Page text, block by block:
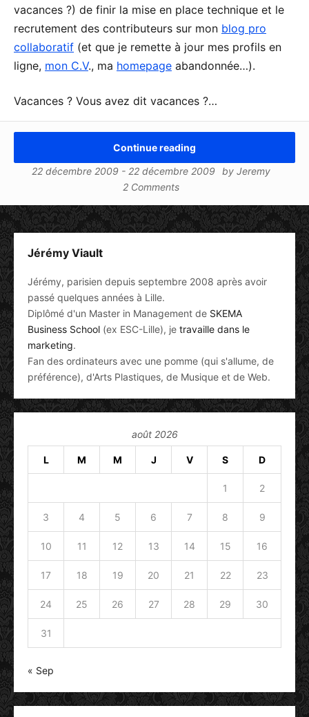
vacances ?) de finir la mise en place technique et le
recrutement des contributeurs sur mon blog pro
collaboratif (et que je remette à jour mes profils en
ligne, mon C.V., ma homepage abandonnée…).
Vacances ? Vous avez dit vacances ?…
Continue reading
22 décembre 2009 - 22 décembre 2009 by Jeremy
2 Comments
Jérémy Viault
Jérémy, parisien depuis septembre 2008 après avoir
passé quelques années à Lille.
Diplômé d'un Master in Management de SKEMA
Business School (ex ESC-Lille), je travaille dans le
marketing.
Fan des ordinateurs avec une pomme (qui s'allume, de
préférence), d'Arts Plastiques, de Musique et de Web.
août 2026
L M M J V S D
1 2
3 4 5 6 7 8 9
10 11 12 13 14 15 16
17 18 19 20 21 22 23
24 25 26 27 28 29 30
31
« Sep